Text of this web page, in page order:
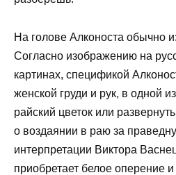
На голове Алконоста обычно
Согласно изображению на
картинах, спецификой
женской груди и рук, в одной
райский цветок или
о воздаянии в раю за
интерпретации Виктора
приобретает белое оперение